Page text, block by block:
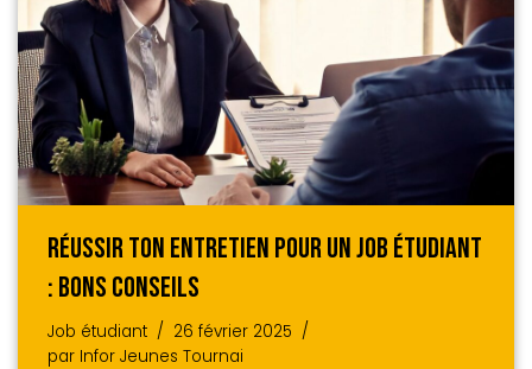
Réussir Ton Entretien Pour Un Job Étudiant
: Bons Conseils
Job étudiant
26 février 2025
par Infor Jeunes Tournai